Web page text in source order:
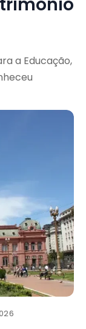
a Educação,